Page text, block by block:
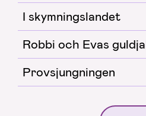
I skymningslandet
Robbi och Evas
Provsjungningen